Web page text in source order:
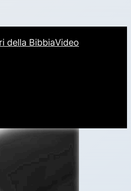
della BibbiaVideo